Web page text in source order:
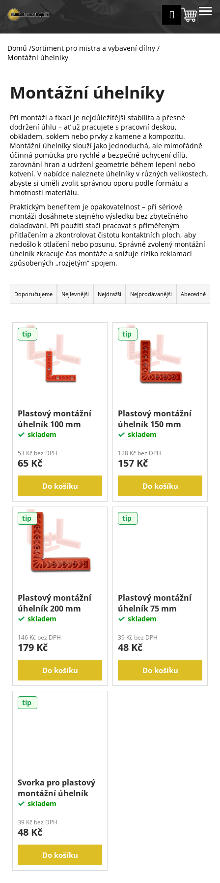
na
obsah
Přihlášení
košík
MENU
Domů /Sortiment pro mistra a vybavení dílny /
Montážní úhelníky
Montážní úhelníky
Při montáži a fixaci je nejdůležitější stabilita a přesné
dodržení úhlu – ať už pracujete s pracovní deskou,
obkladem, soklem nebo prvky z kamene a kompozitu.
Montážní úhelníky slouží jako jednoduchá, ale mimořádně
účinná pomůcka pro rychlé a bezpečné uchycení dílů,
zarovnání hran a udržení geometrie během lepení nebo
kotvení. V nabídce naleznete úhelníky v různých velikostech,
abyste si uměli zvolit správnou oporu podle formátu a
hmotnosti materiálu.
Praktickým benefitem je opakovatelnost – při sériové
montáži dosáhnete stejného výsledku bez zbytečného
dolaďování. Při použití stačí pracovat s přiměřeným
přitlačením a zkontrolovat čistotu kontaktních ploch, aby
nedošlo k otlačení nebo posunu. Správně zvolený montážní
úhelník zkracuje čas montáže a snižuje riziko reklamací
způsobených „rozjetým“ spojem.
Ř
a
z
e
Doporučujeme Nejlevnější Nejdražší Nejprodávanější Abecedně
V
tip
Plastový montážní
úhelník 100 mm
skladem
53 Kč bez DPH
65 Kč
Do košíku
tip
Plastový montážní
úhelník 150 mm
skladem
128 Kč bez DPH
157 Kč
Do košíku
tip
Plastový montážní
úhelník 200 mm
skladem
146 Kč bez DPH
179 Kč
Do košíku
tip
Plastový montážní
úhelník 75 mm
skladem
39 Kč bez DPH
48 Kč
Do košíku
tip
Svorka pro plastový
montážní úhelník
skladem
39 Kč bez DPH
48 Kč
Do košíku
š
Zpět
Zpět
C
o
ř
e
b
u
j
e
t
e
n
a
j
í
t
?
Hledat
m